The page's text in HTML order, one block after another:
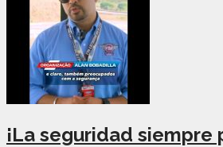
¡La seguridad siempre